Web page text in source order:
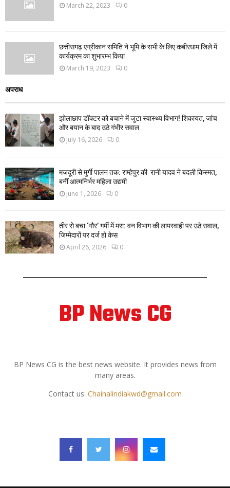
March 22, 2023 0
छत्तीसगढ़ एग्रीकान समिति ने भूमि के सभी के लिए कबीरधाम जिले में
कार्यक्रम का शुभारम्भ किया
March 19, 2023 0
अपराध
झोलाछाप डॉक्टर को बचाने में जुटा स्वास्थ्य विभाग! शिकायत, जांच
और बयान के बाद उठे गंभीर सवाल
July 16, 2026 0
मजदूरी से मुर्गी पालन तक: राम्हेपुर की रानी यादव ने बदली किस्मत,
बनीं आत्मनिर्भर महिला उद्यमी
June 1, 2026 0
तीर से बचा ‘गौर’ गर्मी में मरा: वन विभाग की लापरवाही पर उठे सवाल,
जिम्मेदारों पर दर्ज हो केस
April 26, 2026 0
BP News CG
BP News CG is the best news website. It provides news from
many areas.
Contact us: Chainalindiakwd@gmail.com